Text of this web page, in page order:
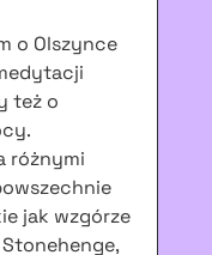
o Olszynce
też o
różnymi
jak wzgórze